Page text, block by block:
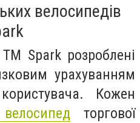
велосипедів
Spark розроблені
урахуванням
Кожен
торгової